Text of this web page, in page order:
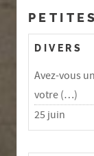
DIVERS
Avez-vous
votre (…)
25 juin